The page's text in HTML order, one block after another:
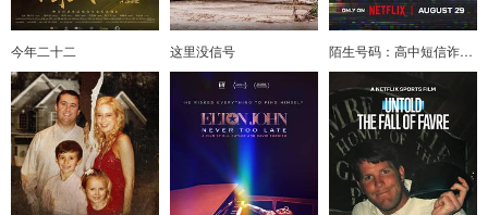
今年二十二 这里没信号 陌生号码：高中短信诈骗疑云